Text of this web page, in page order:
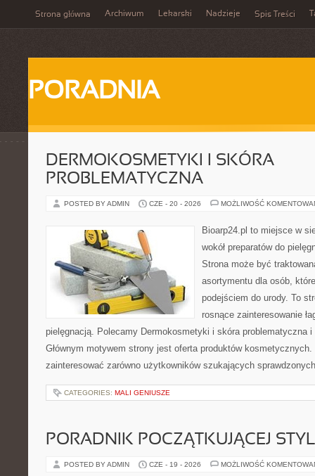
Strona główna Archiwum Lekarski Nadzieje Spis Treści
PORADNIA
DERMOKOSMETYKI I SKÓRA
PROBLEMATYCZNA
POSTED BY ADMIN CZE - 20 - 2026 MOŻLIWOŚĆ
Bioarp24.pl to miejsce w
wokół preparatów do
Strona może być
asortymentu dla osób,
podejściem do urody. To
rosnące zainteresowanie
pielęgnacją. Polecamy Dermokosmetyki i skóra problematyczna i
Głównym motywem strony jest oferta produktów
zainteresować zarówno użytkowników szukających
CATEGORIES: MALI GENIUSZE
PORADNIK POCZĄTKUJĄCEJ
POSTED BY ADMIN CZE - 19 - 2026 MOŻLIWOŚĆ